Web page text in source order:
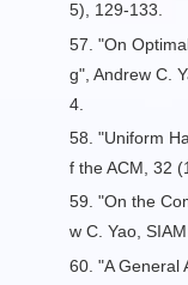
5), 129-133.
57. "On
g", Andrew C.
4.
58. "Uniform
f the ACM, 32
59. "On the
w C. Yao,
60. "A General